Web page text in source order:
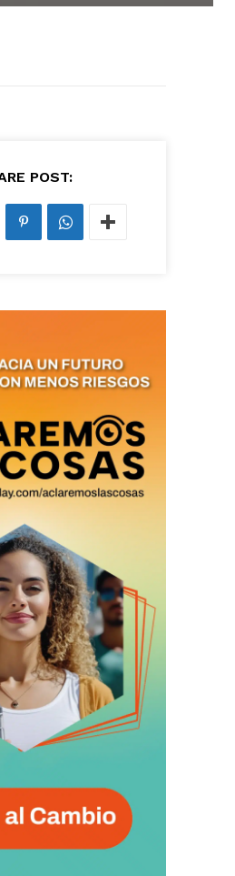
POST: